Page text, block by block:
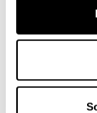
Para el
Peso: 121
Ancho de la